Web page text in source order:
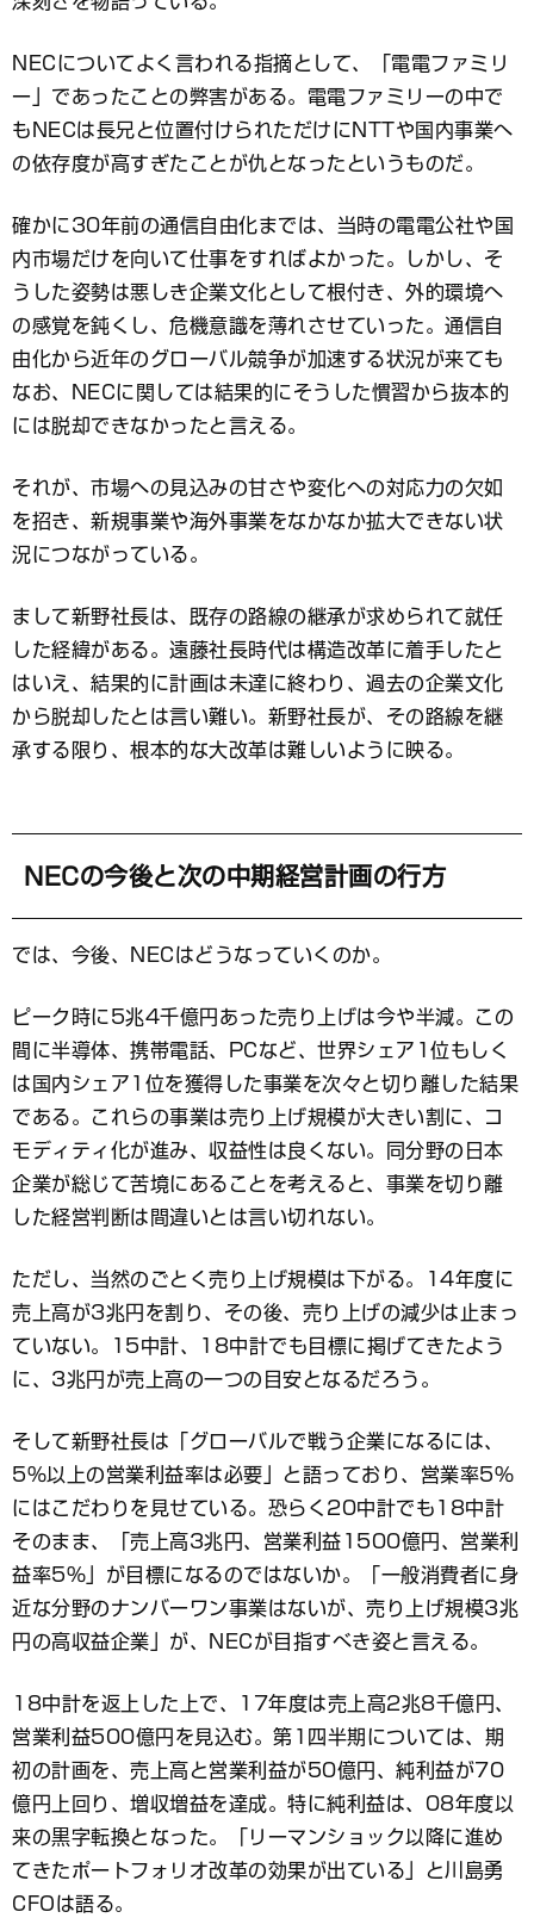
NECについてよく言われる指摘として、「電電ファミリ
ー」であったことの弊害がある。電電ファミリーの中で
もNECは長兄と位置付けられただけにNTTや国内事業へ
の依存度が高すぎたことが仇となったというものだ。
確かに30年前の通信自由化までは、当時の電電公社や国
内市場だけを向いて仕事をすればよかった。しかし、そ
うした姿勢は悪しき企業文化として根付き、外的環境へ
の感覚を鈍くし、危機意識を薄れさせていった。通信自
由化から近年のグローバル競争が加速する状況が来ても
なお、NECに関しては結果的にそうした慣習から抜本的
には脱却できなかったと言える。
それが、市場への見込みの甘さや変化への対応力の欠如
を招き、新規事業や海外事業をなかなか拡大できない状
況につながっている。
まして新野社長は、既存の路線の継承が求められて就任
した経緯がある。遠藤社長時代は構造改革に着手したと
はいえ、結果的に計画は未達に終わり、過去の企業文化
から脱却したとは言い難い。新野社長が、その路線を継
承する限り、根本的な大改革は難しいように映る。
NECの今後と次の中期経営計画の行方
では、今後、NECはどうなっていくのか。
ピーク時に5兆4千億円あった売り上げは今や半減。この
間に半導体、携帯電話、PCなど、世界シェア1位もしく
は国内シェア1位を獲得した事業を次々と切り離した結果
である。これらの事業は売り上げ規模が大きい割に、コ
モディティ化が進み、収益性は良くない。同分野の日本
企業が総じて苦境にあることを考えると、事業を切り離
した経営判断は間違いとは言い切れない。
ただし、当然のごとく売り上げ規模は下がる。14年度に
売上高が3兆円を割り、その後、売り上げの減少は止まっ
ていない。15中計、18中計でも目標に掲げてきたよう
に、3兆円が売上高の一つの目安となるだろう。
そして新野社長は「グローバルで戦う企業になるには、
5％以上の営業利益率は必要」と語っており、営業率5％
にはこだわりを見せている。恐らく20中計でも18中計
そのまま、「売上高3兆円、営業利益1500億円、営業利
益率5％」が目標になるのではないか。「一般消費者に身
近な分野のナンバーワン事業はないが、売り上げ規模3兆
円の高収益企業」が、NECが目指すべき姿と言える。
18中計を返上した上で、17年度は売上高2兆8千億円、
営業利益500億円を見込む。第1四半期については、期
初の計画を、売上高と営業利益が50億円、純利益が70
億円上回り、増収増益を達成。特に純利益は、08年度以
来の黒字転換となった。「リーマンショック以降に進め
てきたポートフォリオ改革の効果が出ている」と川島勇
CFOは語る。